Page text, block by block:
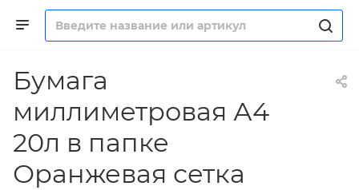
Бумага
миллиметровая А4
20л в папке
Оранжевая сетка